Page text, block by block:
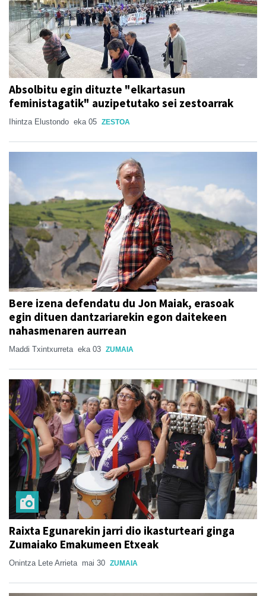
Absolbitu egin dituzte "elkartasun
feministagatik" auzipetutako sei zestoarrak
Ihintza Elustondo eka 05 ZESTOA
Bere izena defendatu du Jon Maiak, erasoak
egin dituen dantzariarekin egon daitekeen
nahasmenaren aurrean
Maddi Txintxurreta eka 03 ZUMAIA
Raixta Egunarekin jarri dio ikasturteari ginga
Zumaiako Emakumeen Etxeak
Onintza Lete Arrieta mai 30 ZUMAIA